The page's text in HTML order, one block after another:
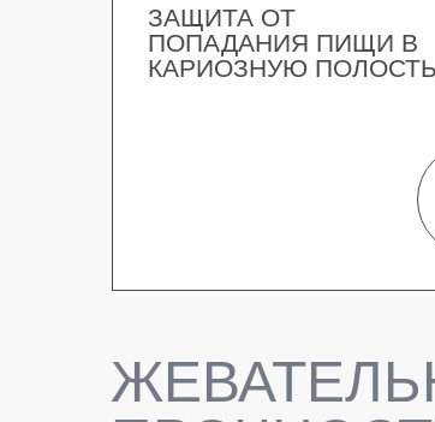
ЗАЩИТА ОТ
ПОПАДАНИЯ ПИЩИ В
КАРИОЗНУЮ ПОЛОСТЬ